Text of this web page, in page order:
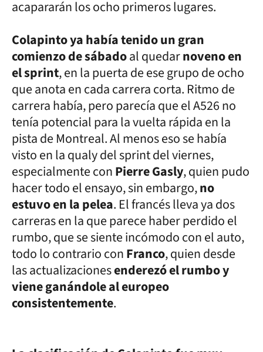
acapararán los ocho primeros lugares.
Colapinto ya había tenido un gran
comienzo de sábadoal quedarnoveno en
el sprint, en la puerta de ese grupo de ocho
que anota en cada carrera corta. Ritmo de
carrera había, pero parecía que el A526 no
tenía potencial para la vuelta rápida en la
pista de Montreal. Al menos eso se había
visto en la qualy del sprint del viernes,
especialmente conPierre Gasly, quien pudo
hacer todo el ensayo, sin embargo,no
estuvo en la pelea. El francés lleva ya dos
carreras en la que parece haber perdido el
rumbo, que se siente incómodo con el auto,
todo lo contrario conFranco, quien desde
las actualizacionesenderezó el rumbo y
viene ganándole al europeo
consistentemente.